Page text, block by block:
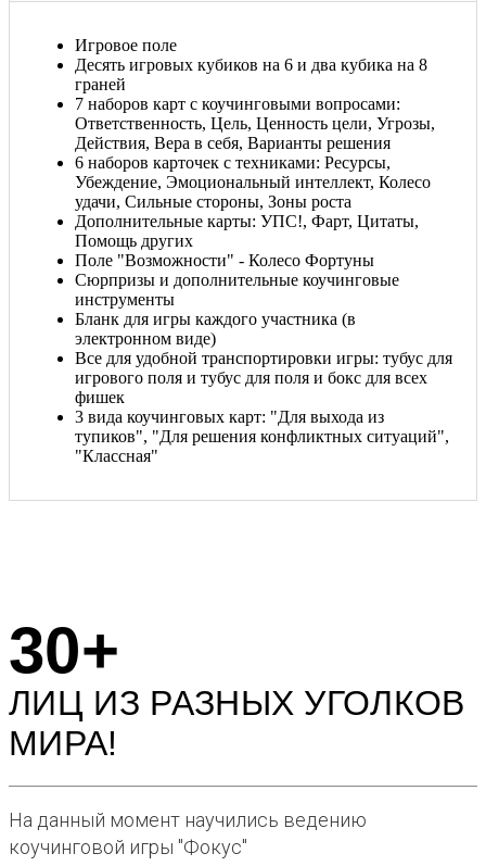
Игровое поле
Десять игровых кубиков на 6 и два кубика на 8
граней
7 наборов карт с коучинговыми вопросами:
Ответственность, Цель, Ценность цели, Угрозы,
Действия, Вера в себя, Варианты решения
6 наборов карточек с техниками: Ресурсы,
Убеждение, Эмоциональный интеллект, Колесо
удачи, Сильные стороны, Зоны роста
Дополнительные карты: УПС!, Фарт, Цитаты,
Помощь других
Поле "Возможности" - Колесо Фортуны
Сюрпризы и дополнительные коучинговые
инструменты
Бланк для игры каждого участника (в
электронном виде)
Все для удобной транспортировки игры: тубус для
игрового поля и тубус для поля и бокс для всех
фишек
3 вида коучинговых карт: "Для выхода из
тупиков", "Для решения конфликтных ситуаций",
"Классная"
30+
ЛИЦ ИЗ РАЗНЫХ УГОЛКОВ
МИРА!
На данный момент научились ведению
коучинговой игры "Фокус"